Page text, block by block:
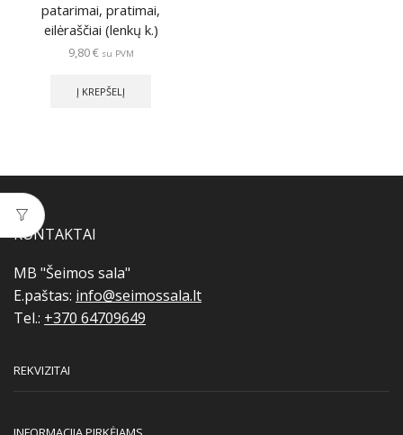
patarimai, pratimai,
eilėraščiai (lenkų k.)
9,80€ su PVM
Į KREPŠELĮ
KONTAKTAI
MB "Šeimos sala"
E.paštas: info@seimossala.lt
Tel.: +370 64709649
REKVIZITAI